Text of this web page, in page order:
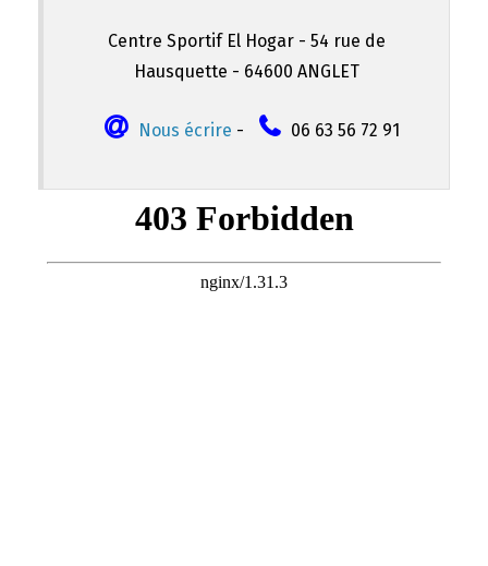
Centre Sportif El Hogar - 54 rue de
Hausquette - 64600 ANGLET
Nous écrire - 06 63 56 72 91